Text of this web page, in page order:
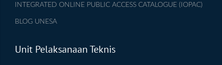
INTEGRATED ONLINE PUBLIC ACCESS CATALOGUE (IOPAC)
BLOG UNESA
Unit Pelaksanaan Teknis